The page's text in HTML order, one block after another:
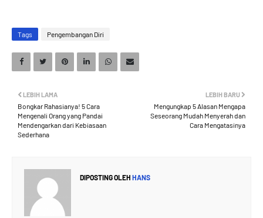
Tags Pengembangan Diri
LEBIH BARU
Mengungkap 5 Alasan Mengapa
Seseorang Mudah Menyerah dan
Cara Mengatasinya
LEBIH LAMA
Bongkar Rahasianya! 5 Cara
Mengenali Orang yang Pandai
Mendengarkan dari Kebiasaan
Sederhana
DIPOSTING OLEH HANS